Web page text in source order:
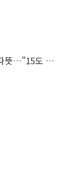
BTS 광화문 공연 당일 날씨는? 21일 맑고 따뜻…"15도 이상 큰 일교차 주의"